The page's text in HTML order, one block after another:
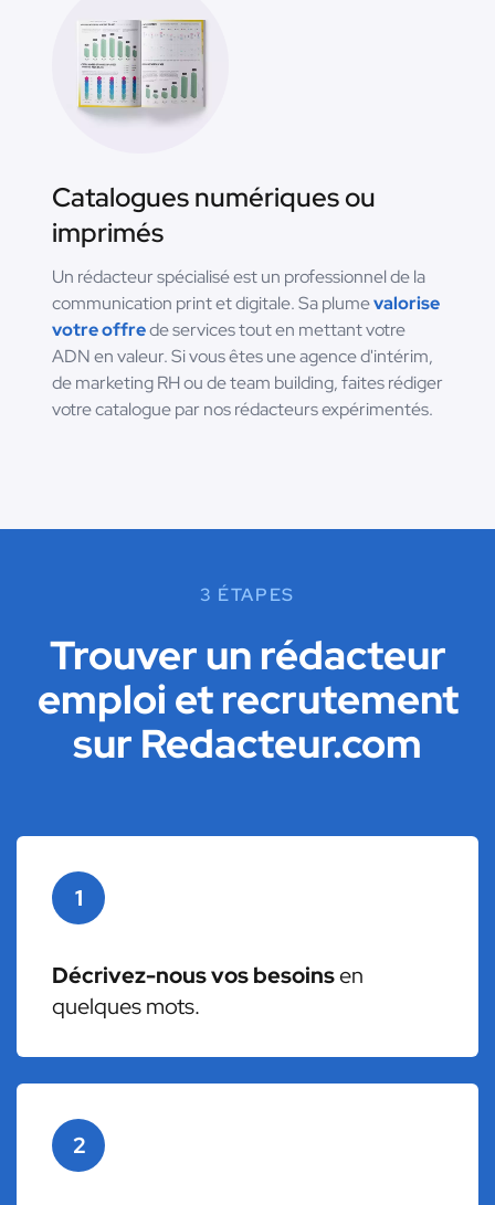
Catalogues numériques ou
imprimés
Un rédacteur spécialisé est un professionnel de la
communication print et digitale. Sa plumevalorise
votre offrede services tout en mettant votre
ADN en valeur. Si vous êtes une agence d'intérim,
de marketing RH ou de team building, faites rédiger
votre catalogue par nos rédacteurs expérimentés.
3 ÉTAPES
Trouver un rédacteur
emploi et recrutement
sur Redacteur.com
1
Décrivez-nous vos besoinsen
quelques mots.
2